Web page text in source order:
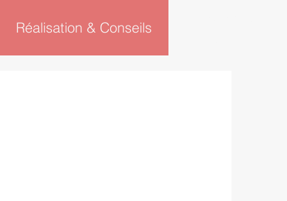
Réalisation & Conseils